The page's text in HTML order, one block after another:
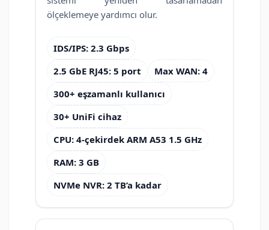
ölçeklemeye yardımcı olur.
IDS/IPS: 2.3 Gbps
2.5 GbE RJ45: 5 port
Max WAN: 4
300+ eşzamanlı kullanıcı
30+ UniFi cihaz
CPU: 4-çekirdek ARM A53 1.5 GHz
RAM: 3 GB
NVMe NVR: 2 TB’a kadar